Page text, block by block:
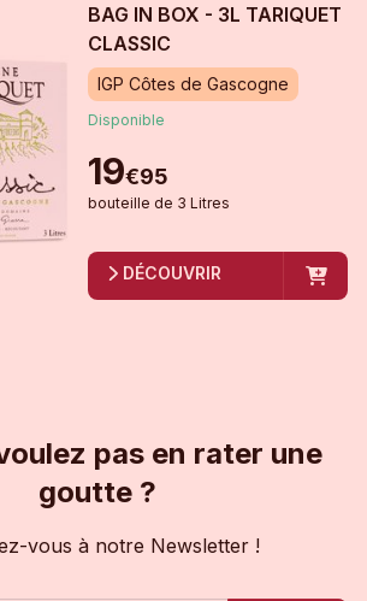
BAG IN BOX - 3L TARIQUET
CLASSIC
IGP Côtes de Gascogne
Disponible
19€95
bouteille de 3 Litres
DÉCOUVRIR
pas en rater une
goutte ?
vous à notre Newsletter !